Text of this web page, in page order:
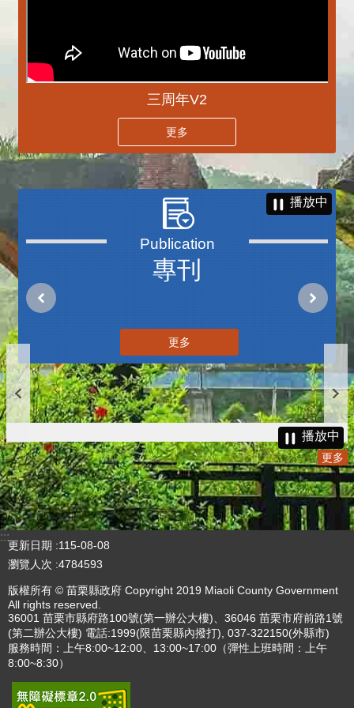
三周年V2
更多
專刊
播放中
更多
播放中
更多
:::
更新日期
115-08-08
瀏覽人次 4784593
版權所有 © 苗栗縣政府 Copyright 2019 Miaoli County Government
All rights reserved.
36001 苗栗市縣府路100號(第一辦公大樓)、36046 苗栗市府前路1號
(第二辦公大樓) 電話:1999(限苗栗縣內撥打), 037-322150(外縣市)
服務時間：上午8:00~12:00、13:00~17:00（彈性上班時間：上午
8:00~8:30）